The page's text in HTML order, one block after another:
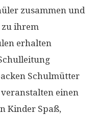
zusammen und
zu ihrem
erhalten
Schulmütter
einen
Kinder Spaß,